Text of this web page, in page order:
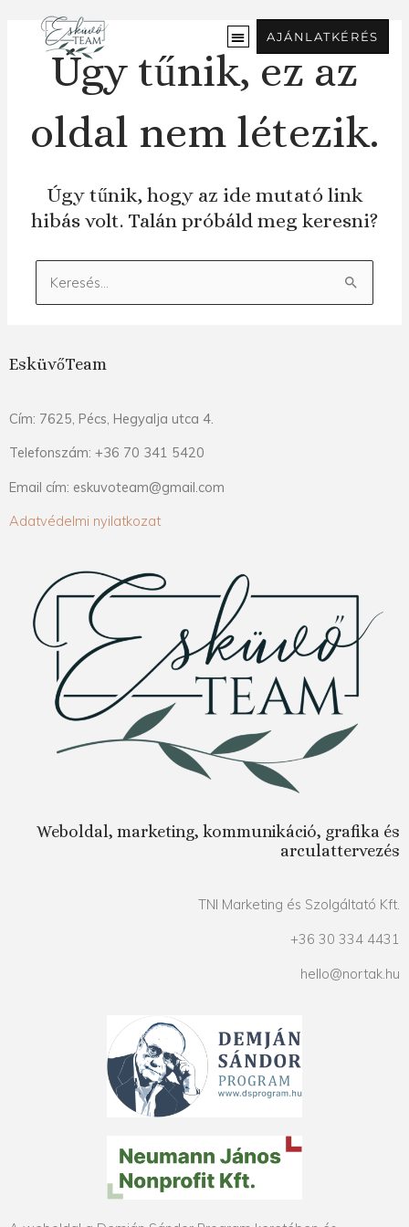
tartalomra
AJÁNLATKÉRÉS
Úgy tűnik, ez az
oldal nem létezik.
Úgy tűnik, hogy az ide mutató link
hibás volt. Talán próbáld meg keresni?
Keresés:
EsküvőTeam
Cím: 7625, Pécs, Hegyalja utca 4.
Telefonszám: +36 70 341 5420
Email cím: eskuvoteam@gmail.com
Adatvédelmi nyilatkozat
Weboldal, marketing, kommunikáció, grafika és
arculattervezés
TNI Marketing és Szolgáltató Kft.
+36 30 334 4431
hello@nortak.hu